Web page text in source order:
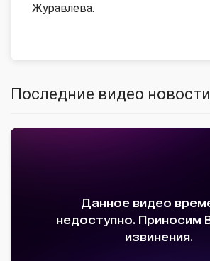
Журавлева.
Последние видео новости